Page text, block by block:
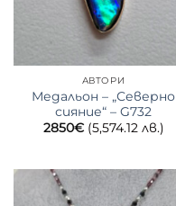
АВТОРИ
Медальон – „Северно
сияние“ – G732
2850€ (5,574.12 лв.)